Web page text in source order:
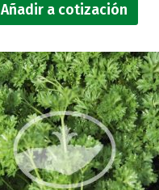
Añadir a cotización